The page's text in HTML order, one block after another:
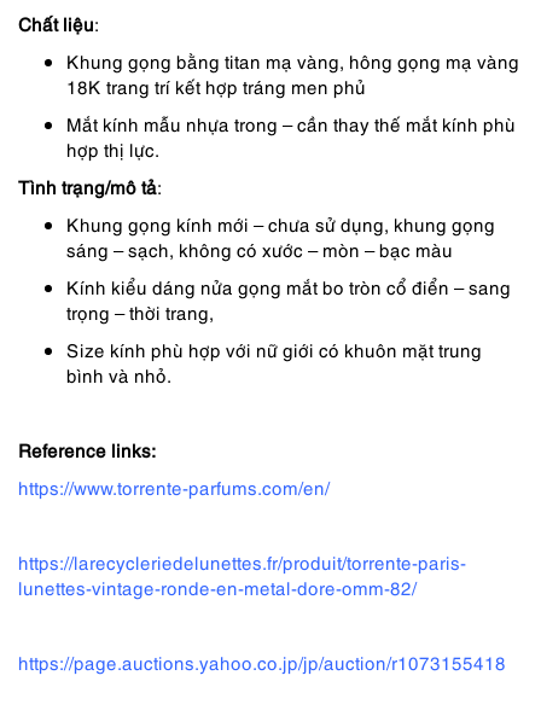
Chất liệu:
Khung gọng bằng titan mạ vàng, hông gọng mạ vàng
18K trang trí kết hợp tráng men phủ
Mắt kính mẫu nhựa trong – cần thay thế mắt kính phù
hợp thị lực.
Tình trạng/mô tả:
Khung gọng kính mới – chưa sử dụng, khung gọng
sáng – sạch, không có xước – mòn – bạc màu
Kính kiểu dáng nửa gọng mắt bo tròn cổ điển – sang
trọng – thời trang,
Size kính phù hợp với nữ giới có khuôn mặt trung
bình và nhỏ.
Reference links:
https://www.torrente-parfums.com/en/
https://larecycleriedelunettes.fr/produit/torrente-paris-
lunettes-vintage-ronde-en-metal-dore-omm-82/
https://page.auctions.yahoo.co.jp/jp/auction/r1073155418